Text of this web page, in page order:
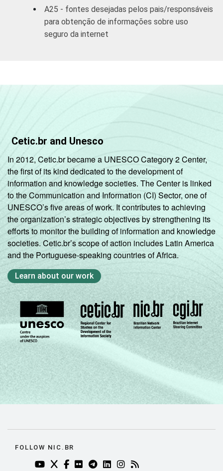
A25 - fontes desejadas pelos pais/responsáveis
para obtenção de informações sobre uso
seguro da internet
Cetic.br and Unesco
In 2012, Cetic.br became a UNESCO Category 2 Center,
the first of its kind dedicated to the development of
information and knowledge societies. The Center is linked
to the Communication and Information (CI) Sector, one of
UNESCO’s five areas of work. It contributes to achieving
the organization’s strategic objectives by strengthening its
efforts to monitor the building of information and knowledge
societies. Cetic.br’s scope of action includes Latin America
and the Portuguese-speaking countries of Africa.
Learn about our work
FOLLOW NIC.BR
YOUTUBE DO NIC.BR (ABRE EM NOVA ABA)
TWITTER DO NIC.BR (ABRE EM NOVA ABA)
FACEBOOK DO NIC.BR (ABRE EM NOVA
FLICKR DO NIC.BR (ABRE EM NOVA
TELEGRAM DO NIC.BR (ABRE EM
LINKEDIN DO NIC.BR (ABRE
INSTAGRAM DO NIC.BR
RSS DO NIC.BR (ABRE